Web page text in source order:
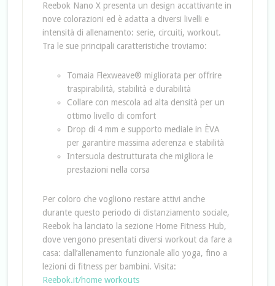
Reebok Nano X presenta un design accattivante in
nove colorazioni ed è adatta a diversi livelli e
intensità di allenamento: serie, circuiti, workout.
Tra le sue principali caratteristiche troviamo:
Tomaia Flexweave® migliorata per offrire
traspirabilità, stabilità e durabilità
Collare con mescola ad alta densità per un
ottimo livello di comfort
Drop di 4 mm e supporto mediale in ÈVA
per garantire massima aderenza e stabilità
Intersuola destrutturata che migliora le
prestazioni nella corsa
Per coloro che vogliono restare attivi anche
durante questo periodo di distanziamento sociale,
Reebok ha lanciato la sezione Home Fitness Hub,
dove vengono presentati diversi workout da fare a
casa: dall’allenamento funzionale allo yoga, fino a
lezioni di fitness per bambini. Visita:
Reebok.it/home workouts